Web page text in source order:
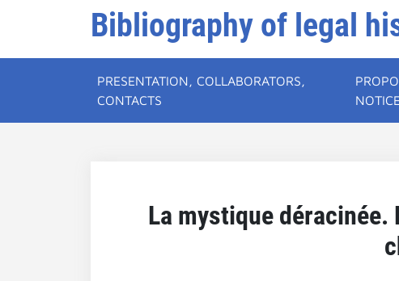
Bibliography of legal
PRESENTATION, COLLABORATORS,
CONTACTS
NOTICE
La mystique